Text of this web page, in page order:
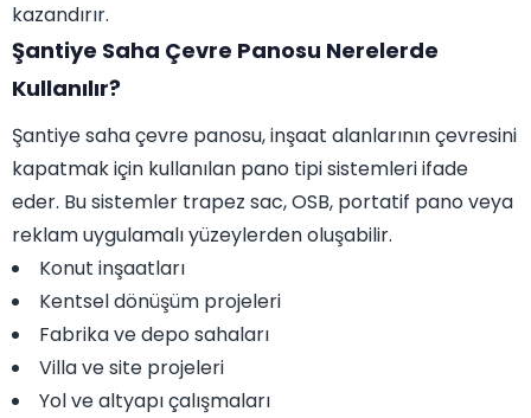
kazandırır.
Şantiye Saha Çevre Panosu Nerelerde
Kullanılır?
Şantiye saha çevre panosu, inşaat alanlarının çevresini
kapatmak için kullanılan pano tipi sistemleri ifade
eder. Bu sistemler trapez sac, OSB, portatif pano veya
reklam uygulamalı yüzeylerden oluşabilir.
Konut inşaatları
Kentsel dönüşüm projeleri
Fabrika ve depo sahaları
Villa ve site projeleri
Yol ve altyapı çalışmaları